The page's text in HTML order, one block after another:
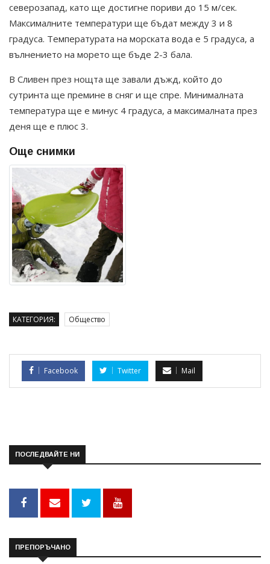
северозапад, като ще достигне пориви до 15 м/сек.
Максималните температури ще бъдат между 3 и 8
градуса. Температурата на морската вода е 5 градуса, а
вълнението на морето ще бъде 2-3 бала.
В Сливен през нощта ще завали дъжд, който до
сутринта ще премине в сняг и ще спре. Минималната
температура ще е минус 4 градуса, а максималната през
деня ще е плюс 3.
Още снимки
КАТЕГОРИЯ: Общество
Facebook Twitter Mail
ПОСЛЕДВАЙТЕ НИ
ПРЕПОРЪЧАНО